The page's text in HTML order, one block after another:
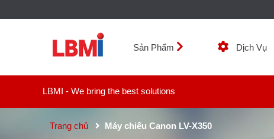
Sản Phẩm Dịch Vụ
LBMI - We bring the best solutions
Trang chủ Máy chiếu Canon LV-X350